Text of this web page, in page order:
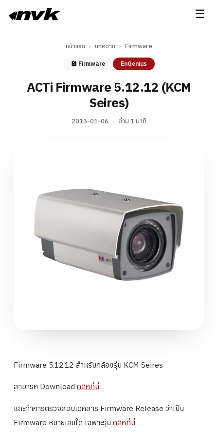
☰
หน้าแรก › บทความ › Firmware
💾 Firmware EnGenius
ACTi Firmware 5.12.12 (KCM
Seires)
2015-01-06 · อ่าน 1 นาที
Firmware 5.12.12 สำหรับกล้องรุ่น KCM Seires
สามารถ Download คลิกที่นี่
และทำการตรวจสอบเอกสาร Firmware Release ว่าเป็น
Firmware หมายเลขใด เฉพาะรุ่น คลิกที่นี่